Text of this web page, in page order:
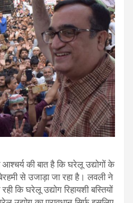
की बात है कि घरेलू उद्योगों के
से उजाड़ा जा रहा है। लवली ने
कि घरेलू उद्योग रिहायशी बस्तियों